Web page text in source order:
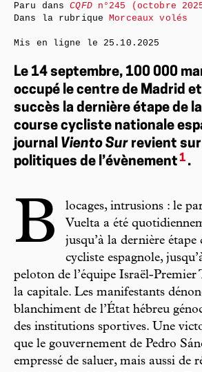
Le 14 septembre, 100 000
occupé le centre de Madrid
succès la dernière étape de
course cycliste nationale
journal Viento Sur revient
politiques de l’évènement1 .
B
locages, intrusions : le
Vuelta a été
jusqu’à la dernière étape
cycliste espagnole,
peloton de l’équipe Israël-Premier
la capitale. Les manifestants
blanchiment de l’État hébreu
des institutions sportives. Une
que le gouvernement de Pedro
empressé de saluer, mais aussi de
Paru dansCQFDn°245 (octobre
Dans la rubriqueMorceaux volés
Mis en ligne le 25.10.2025